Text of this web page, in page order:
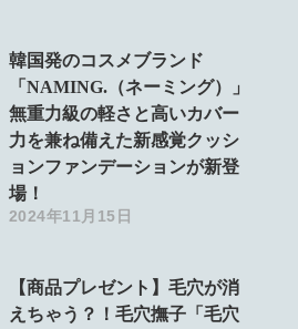
韓国発のコスメブランド
「NAMING.（ネーミング）」
無重力級の軽さと高いカバー
力を兼ね備えた新感覚クッシ
ョンファンデーションが新登
場！
2024年11月15日
【商品プレゼント】毛穴が消
えちゃう？！毛穴撫子「毛穴